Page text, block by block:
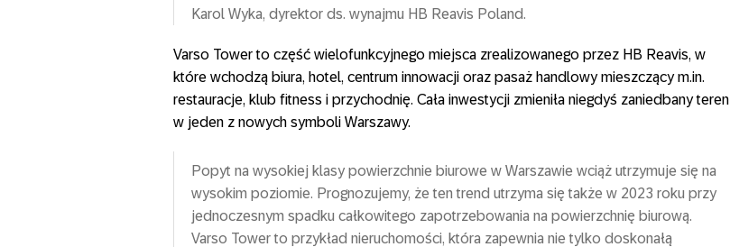
Karol Wyka, dyrektor ds. wynajmu HB Reavis Poland.
Varso Tower to część wielofunkcyjnego miejsca zrealizowanego przez HB Reavis, w
które wchodzą biura, hotel, centrum innowacji oraz pasaż handlowy mieszczący m.in.
restauracje, klub fitness i przychodnię. Cała inwestycji zmieniła niegdyś zaniedbany teren
w jeden z nowych symboli Warszawy.
Popyt na wysokiej klasy powierzchnie biurowe w Warszawie wciąż utrzymuje się na
wysokim poziomie. Prognozujemy, że ten trend utrzyma się także w 2023 roku przy
jednoczesnym spadku całkowitego zapotrzebowania na powierzchnię biurową.
Varso Tower to przykład nieruchomości, która zapewnia nie tylko doskonałą